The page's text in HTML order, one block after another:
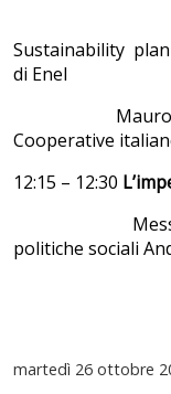
Giulia
Sustainability
di Enel
Mauro
Cooperative
12:15 – 12:30
Messaggio
politiche sociali
martedì 26 ottobre